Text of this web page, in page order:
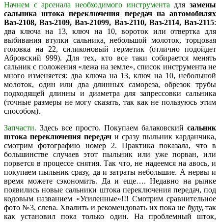
Начнем с арсенала необходимого инструмента длязамены
сальника штока переключения передач на автомобилях
Ваз-2108, Ваз-2109, Ваз-21099, Ваз-2110, Ваз-2114, Ваз-2115:
два ключа на 13, ключ на 10, вороток или отвертка для
выбивания втулки сальника, небольшой молоток, торцовая
головка на 22, силиконовый герметик (отлично подойдет
Абровский 999). Для тех, кто все таки собирается менять
сальник с положения «лежа на земле», список инструмента не
много изменяется: два ключа на 13, ключ на 10, небольшой
молоток, один или два длинных самореза, обрезок трубы
подходящей длинны и диаметра для запрессовки сальника
(точные размеры не могу сказать, так как не пользуюсь этим
способом).
Запчасти. Здесь все просто. Покупаем балаковский сальник
штока переключения передач и сразу пыльник карданчика,
смотрим фотографию номер 2. Практика показала, что в
большинстве случаев этот пыльник или уже порван, или
порвется в процессе снятия. Так что, не надеемся на авось, и
покупаем пыльник сразу, да и затраты небольшие. А нервы и
время можете сэкономить. Да и еще…. Недавно на рынке
появились новые сальники штока переключения передач, под
кодовым названием «Усиленные»!!! Смотрим сравнительное
фото №3, слева. Хвалить и рекомендовать их пока не буду, так
как установил пока только один. На проблемный шток,